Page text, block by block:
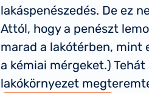
lakáspenészedés. De ez
Attól, hogy a penészt
marad a lakótérben, mint
a kémiai mérgeket.)
lakókörnyezet